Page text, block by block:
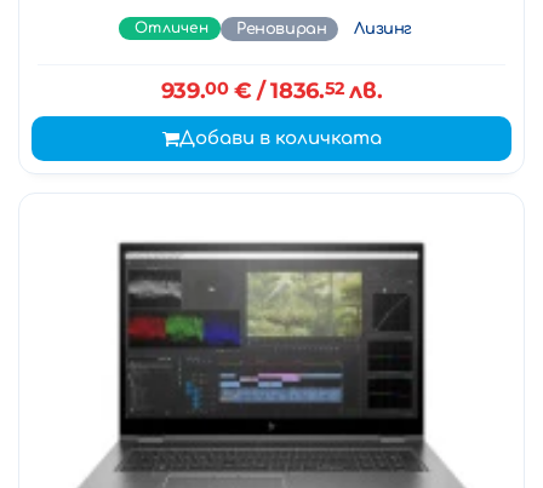
Отличен Реновиран Лизинг
939.00€ / 1836.52лв.
Добави в количката